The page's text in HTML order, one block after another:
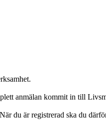
anmälan kommit in till
du är registrerad ska du